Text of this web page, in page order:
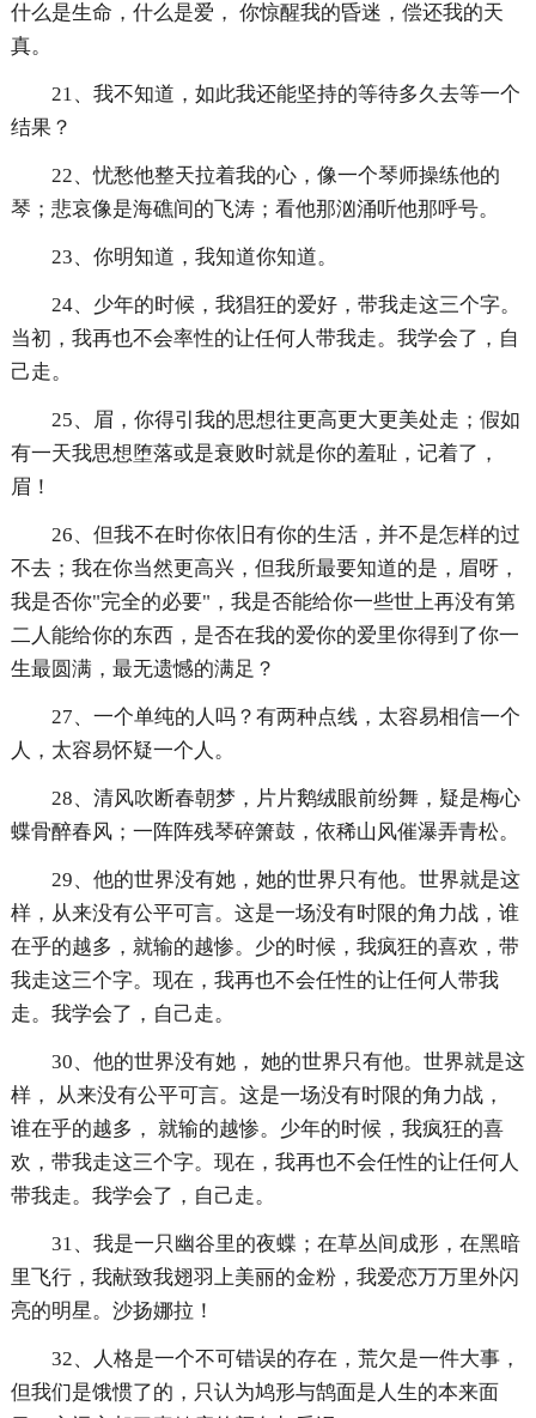
什么是生命，什么是爱， 你惊醒我的昏迷，偿还我的天
真。
21、我不知道，如此我还能坚持的等待多久去等一个
结果？
22、忧愁他整天拉着我的心，像一个琴师操练他的
琴；悲哀像是海礁间的飞涛；看他那汹涌听他那呼号。
23、你明知道，我知道你知道。
24、少年的时候，我猖狂的爱好，带我走这三个字。
当初，我再也不会率性的让任何人带我走。我学会了，自
己走。
25、眉，你得引我的思想往更高更大更美处走；假如
有一天我思想堕落或是衰败时就是你的羞耻，记着了，
眉！
26、但我不在时你依旧有你的生活，并不是怎样的过
不去；我在你当然更高兴，但我所最要知道的是，眉呀，
我是否你"完全的必要"，我是否能给你一些世上再没有第
二人能给你的东西，是否在我的爱你的爱里你得到了你一
生最圆满，最无遗憾的满足？
27、一个单纯的人吗？有两种点线，太容易相信一个
人，太容易怀疑一个人。
28、清风吹断春朝梦，片片鹅绒眼前纷舞，疑是梅心
蝶骨醉春风；一阵阵残琴碎箫鼓，依稀山风催瀑弄青松。
29、他的世界没有她，她的世界只有他。世界就是这
样，从来没有公平可言。这是一场没有时限的角力战，谁
在乎的越多，就输的越惨。少的时候，我疯狂的喜欢，带
我走这三个字。现在，我再也不会任性的让任何人带我
走。我学会了，自己走。
30、他的世界没有她， 她的世界只有他。世界就是这
样， 从来没有公平可言。这是一场没有时限的角力战，
谁在乎的越多， 就输的越惨。少年的时候，我疯狂的喜
欢，带我走这三个字。现在，我再也不会任性的让任何人
带我走。我学会了，自己走。
31、我是一只幽谷里的夜蝶；在草丛间成形，在黑暗
里飞行，我献致我翅羽上美丽的金粉，我爱恋万万里外闪
亮的明星。沙扬娜拉！
32、人格是一个不可错误的存在，荒欠是一件大事，
但我们是饿惯了的，只认为鸠形与鹄面是人生的本来面